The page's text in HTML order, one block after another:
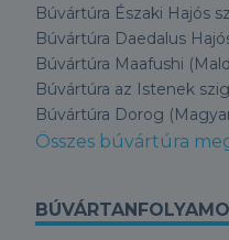
Búvártúra Északi Hajós
Búvártúra Daedalus
Búvártúra Maafushi
Búvártúra az Istenek
Búvártúra Dorog
Összes búvártúra